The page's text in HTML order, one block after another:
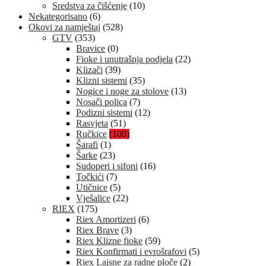
Sredstva za čišćenje (10)
Nekategorisano (6)
Okovi za namještaj (528)
GTV (353)
Bravice (0)
Fioke i unutrašnja podjela (22)
Klizači (39)
Klizni sistemi (35)
Nogice i noge za stolove (13)
Nosači polica (7)
Podizni sistemi (12)
Rasvjeta (51)
Ručkice (100)
Šarafi (1)
Šarke (23)
Sudoperi i sifoni (16)
Točkići (7)
Utičnice (5)
Vješalice (22)
RIEX (175)
Riex Amortizeri (6)
Riex Brave (3)
Riex Klizne fioke (59)
Riex Konfirmati i evrošrafovi (5)
Riex Lajsne za radne ploče (2)